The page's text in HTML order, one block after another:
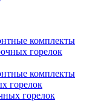
комплекты
горелок
комплекты
горелок
горелок